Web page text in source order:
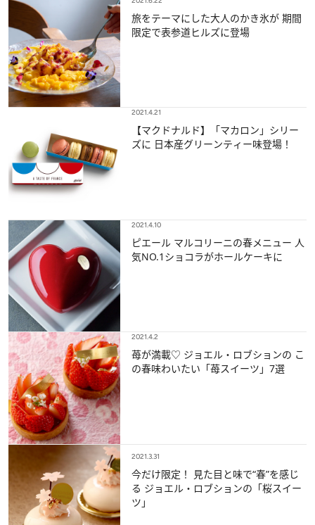
旅をテーマにした大人のかき氷が 期間
限定で表参道ヒルズに登場
2021.4.21
【マクドナルド】「マカロン」シリー
ズに 日本産グリーンティー味登場！
2021.4.10
ピエール マルコリーニの春メニュー 人
気NO.1ショコラがホールケーキに
2021.4.2
苺が満載♡ ジョエル・ロブションの こ
の春味わいたい「苺スイーツ」7選
2021.3.31
今だけ限定！ 見た目と味で“春”を感じ
る ジョエル・ロブションの「桜スイー
ツ」